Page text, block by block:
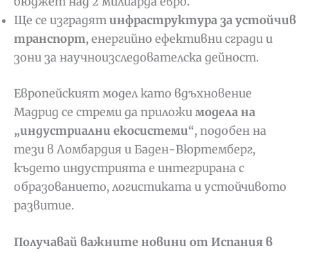
Ще се изградят инфраструктура за устойчив
транспорт, енергийно ефективни сгради и
зони за научноизследователска дейност.
Европейският модел като вдъхновение
Мадрид се стреми да приложи модела на
„индустриални екосистеми“, подобен на
тези в Ломбардия и Баден-Вюртемберг,
където индустрията е интегрирана с
образованието, логистиката и устойчивото
развитие.
Получавай важните новини от Испания в